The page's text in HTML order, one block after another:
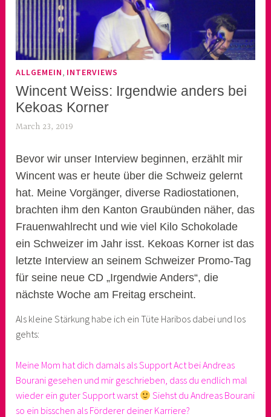
ALLGEMEIN INTERVIEWS
Wincent Weiss: Irgendwie anders bei
Kekoas Korner
March 23, 2019
k
o
o
r
n
e
r
Bevor wir unser Interview beginnen, erzählt mir
Wincent was er heute über die Schweiz gelernt
hat. Meine Vorgänger, diverse Radiostationen,
brachten ihm den Kanton Graubünden näher, das
Frauenwahlrecht und wie viel Kilo Schokolade
ein Schweizer im Jahr isst. Kekoas Korner ist das
letzte Interview an seinem Schweizer Promo-Tag
für seine neue CD „Irgendwie Anders“, die
nächste Woche am Freitag erscheint.
Als kleine Stärkung habe ich ein Tüte Haribos dabei und los
gehts:
Meine Mom hat dich damals als Support Act bei Andreas
Bourani gesehen und mir geschrieben, dass du endlich mal
wieder ein guter Support warst
Siehst du Andreas Bourani
so ein bisschen als Förderer deiner Karriere?